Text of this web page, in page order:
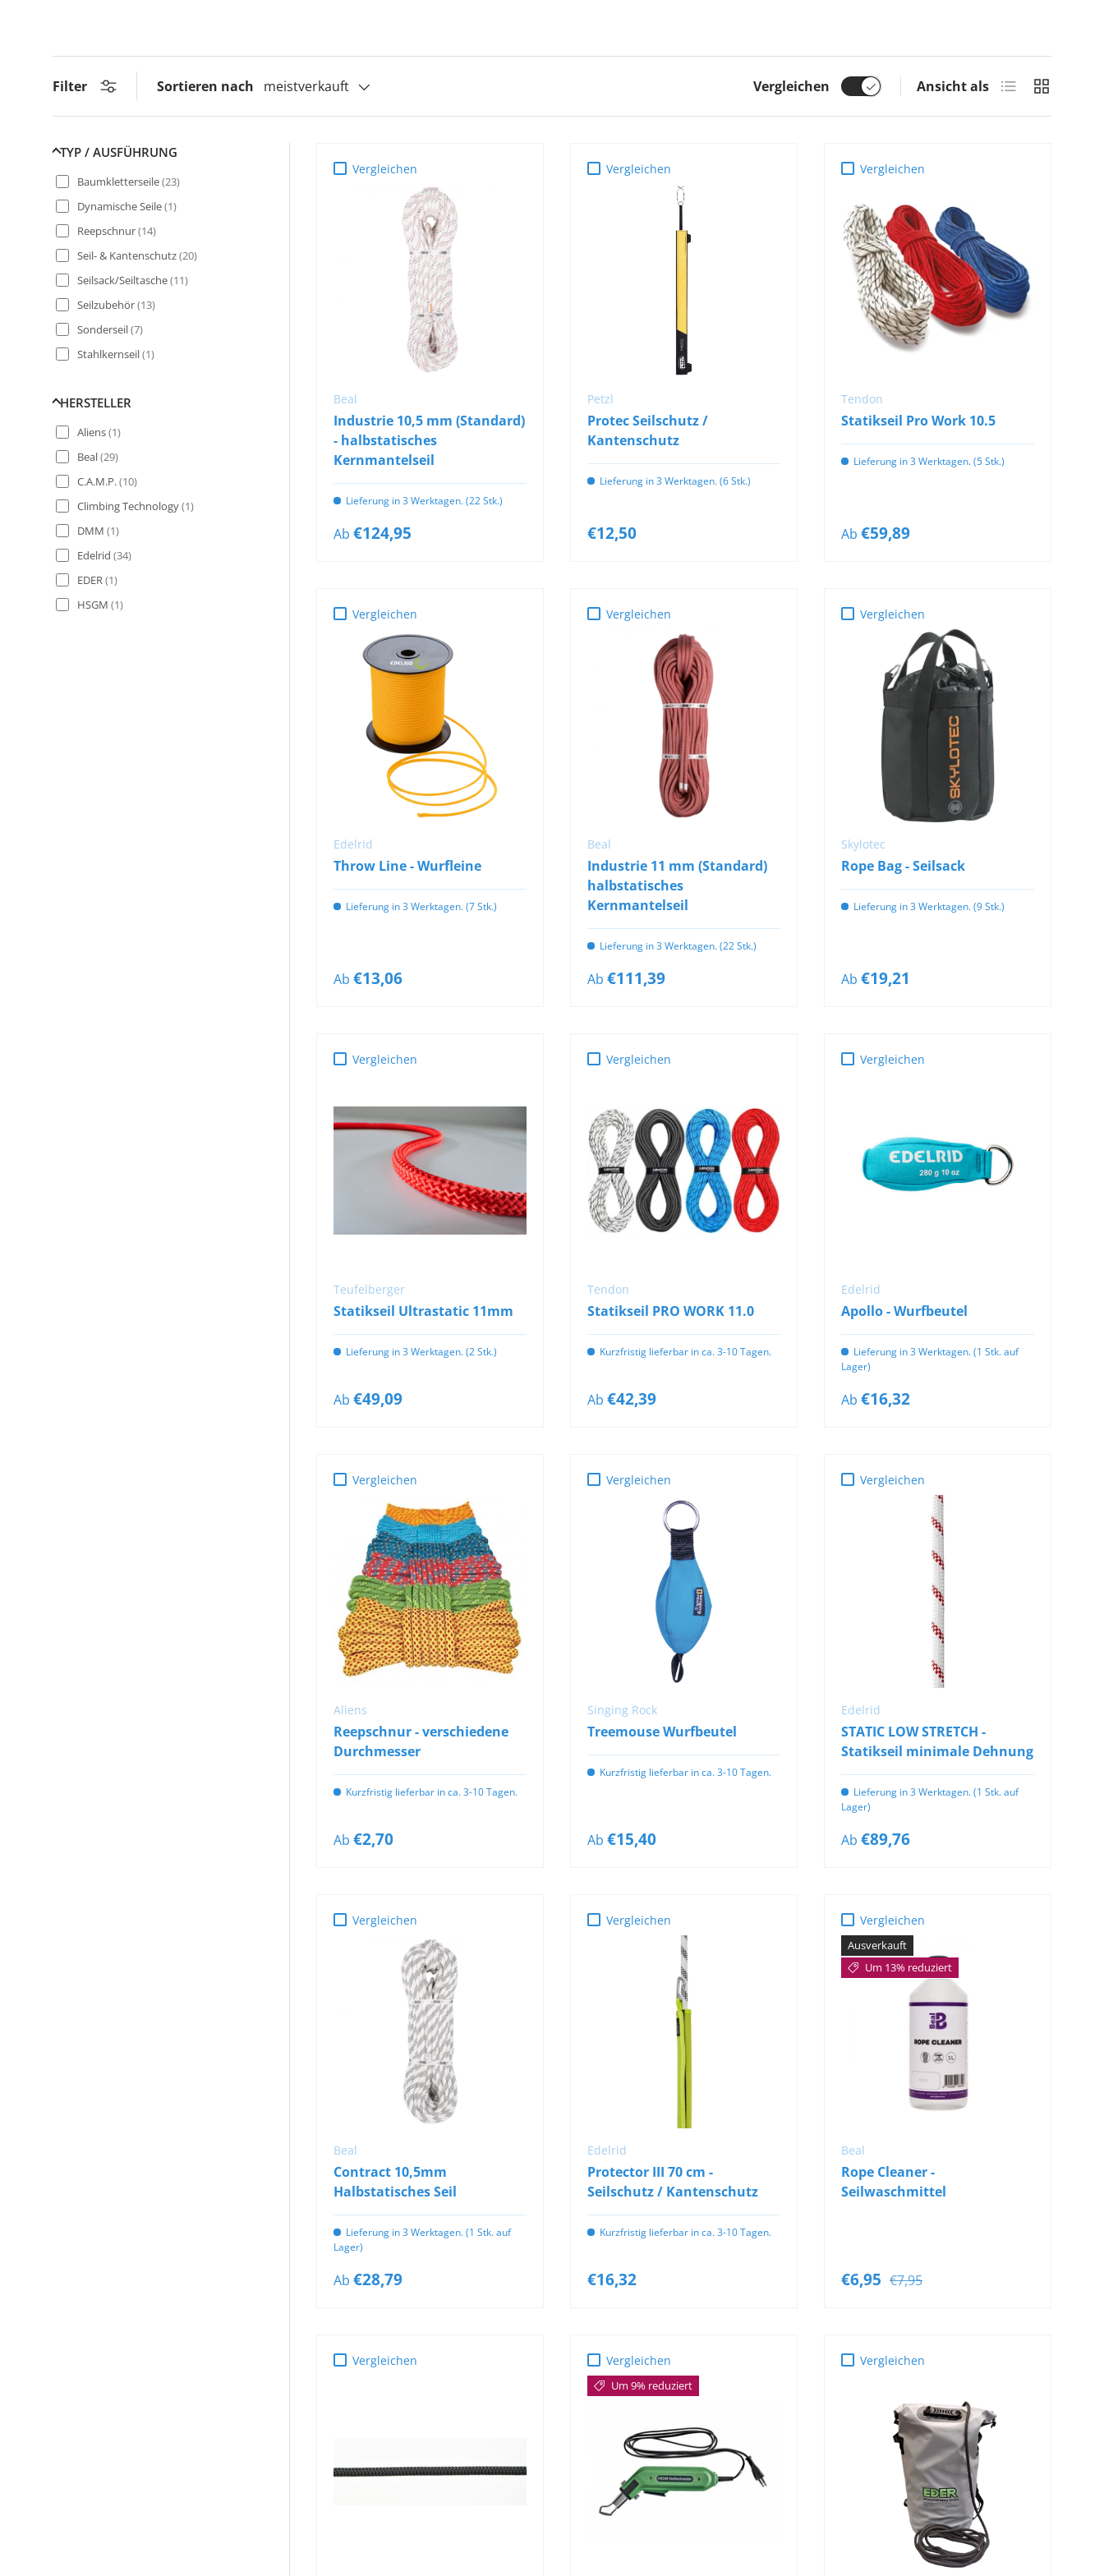
Filter Sortieren nach meistverkauft Vergleichen Ansicht als Produktliste
TYP / AUSFÜHRUNG
Baumkletterseile(23)
Dynamische Seile(1)
Reepschnur(14)
Seil- & Kantenschutz(20)
Seilsack/Seiltasche(11)
Seilzubehör(13)
Sonderseil(7)
Stahlkernseil(1)
Wurfleine/Wurfbeutel
HERSTELLER
Aliens(1)
Beal(29)
C.A.M.P.(10)
Climbing Technology(1)
DMM (1)
Edelrid (34)
EDER(1)
HSGM (1)
Vergleichen
Beal
Industrie 10,5 mm (Standard)
- halbstatisches
Kernmantelseil
Lieferung in 3 Werktagen. (22 Stk.)
Ab €124,95
OPTIONEN
AUSWÄHLEN
Vergleichen
Petzl
Protec Seilschutz /
Kantenschutz
Lieferung in 3 Werktagen. (6 Stk.)
€12,50
IN DEN WARENKORB
Vergleichen
Tendon
Statikseil Pro Work 10.5
Lieferung in 3 Werktagen. (5 Stk.)
Ab €59,89
OPTIONEN
Vergleichen
Edelrid
Throw Line - Wurfleine
Lieferung in 3 Werktagen. (7 Stk.)
Ab €13,06
OPTIONEN
AUSWÄHLEN
Vergleichen
Beal
Industrie 11 mm (Standard)
halbstatisches
Kernmantelseil
Lieferung in 3 Werktagen. (22 Stk.)
Ab €111,39
OPTIONEN
AUSWÄHLEN
Vergleichen
Skylotec
Rope Bag - Seilsack
Lieferung in 3 Werktagen. (9 Stk.)
Ab €19,21
OPTIONEN
AUSWÄHLEN
Vergleichen
Teufelberger
Statikseil Ultrastatic 11mm
Lieferung in 3 Werktagen. (2 Stk.)
Ab €49,09
OPTIONEN
Vergleichen
Tendon
Statikseil PRO WORK 11.0
Kurzfristig lieferbar in ca. 3-10 Tagen.
Ab €42,39
OPTIONEN
Vergleichen
Edelrid
Apollo - Wurfbeutel
Lieferung in 3 Werktagen. (1 Stk. auf
Lager)
Ab €16,32
Vergleichen
Aliens
Reepschnur - verschiedene
Durchmesser
Kurzfristig lieferbar in ca. 3-10 Tagen.
Ab €2,70
OPTIONEN
AUSWÄHLEN
Vergleichen
Singing Rock
Treemouse Wurfbeutel
Kurzfristig lieferbar in ca. 3-10 Tagen.
Ab €15,40
OPTIONEN
AUSWÄHLEN
Vergleichen
Edelrid
STATIC LOW STRETCH -
Statikseil minimale Dehnung
Lieferung in 3 Werktagen. (1 Stk. auf
Lager)
Ab €89,76
OPTIONEN
AUSWÄHLEN
Vergleichen
Beal
Contract 10,5mm
Halbstatisches Seil
Lieferung in 3 Werktagen. (1 Stk. auf
Lager)
Ab €28,79
OPTIONEN
AUSWÄHLEN
Vergleichen
Edelrid
Protector III 70 cm -
Seilschutz / Kantenschutz
Kurzfristig lieferbar in ca. 3-10 Tagen.
€16,32
IN DEN WARENKORB
Vergleichen
Ausverkauft
Um 13% reduziert
Beal
Rope Cleaner -
Seilwaschmittel
€6,95 €7,95
IN DEN WARENKORB
Vergleichen Vergleichen
Um 9% reduziert
Vergleichen
IN DEN WARENKORB